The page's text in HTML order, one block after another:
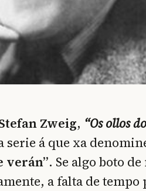
Zweig, “Os ollos
á que xa
verán”. Se algo boto
a falta de tempo